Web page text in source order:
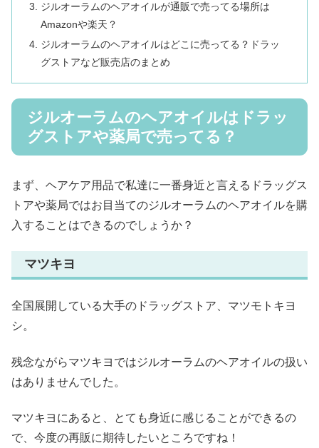
ジルオーラムのヘアオイルが通販で売ってる場所は
Amazonや楽天？
ジルオーラムのヘアオイルはどこに売ってる？ドラッ
グストアなど販売店のまとめ
ジルオーラムのヘアオイルはドラッ
グストアや薬局で売ってる？
まず、ヘアケア用品で私達に一番身近と言えるドラッグス
トアや薬局ではお目当てのジルオーラムのヘアオイルを購
入することはできるのでしょうか？
マツキヨ
全国展開している大手のドラッグストア、マツモトキヨ
シ。
残念ながらマツキヨではジルオーラムのヘアオイルの扱い
はありませんでした。
マツキヨにあると、とても身近に感じることができるの
で、今度の再販に期待したいところですね！